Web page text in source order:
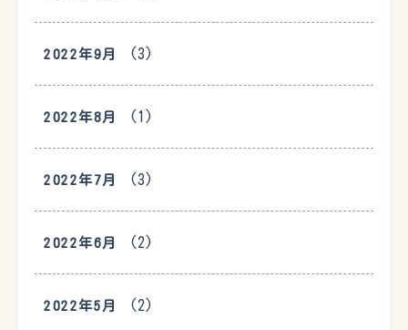
2022年9月 (3)
2022年8月 (1)
2022年7月 (3)
2022年6月 (2)
2022年5月 (2)